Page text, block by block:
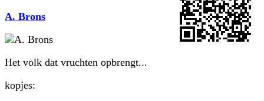
A. Brons
Het volk dat vruchten opbrengt...
kopjes: